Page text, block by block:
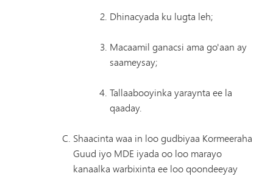
Dhinacyada ku lugta leh;
Macaamil ganacsi ama go'aan ay
saameysay;
Tallaabooyinka yaraynta ee la
qaaday.
Shaacinta waa in loo gudbiyaa Kormeeraha
Guud iyo MDE iyada oo loo marayo
kanaalka warbixinta ee loo qoondeeyay